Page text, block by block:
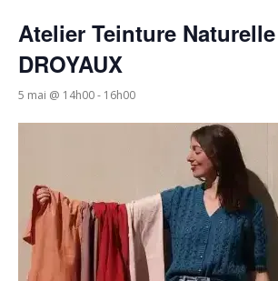
CONTACTEZ-NOUS
Atelier Teinture
DROYAUX
5 mai @ 14h00- 16h00